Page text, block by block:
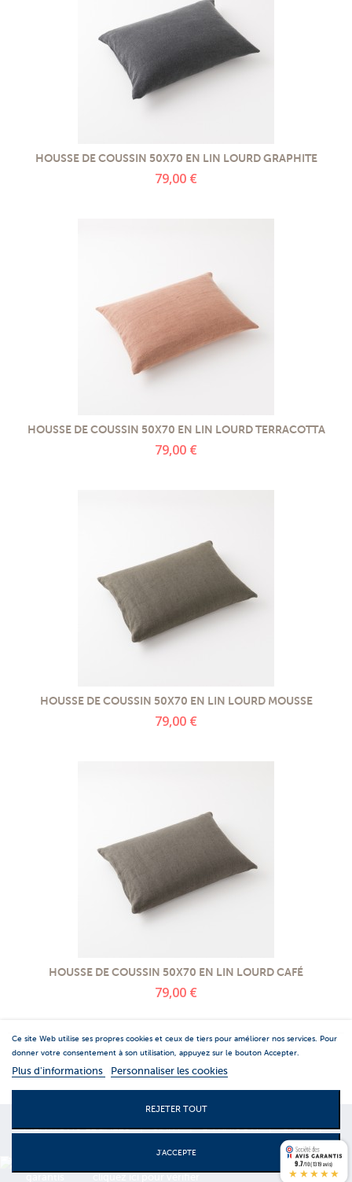
HOUSSE DE COUSSIN 50X70 EN LIN LOURD GRAPHITE
79,00 €
HOUSSE DE COUSSIN 50X70 EN LIN LOURD TERRACOTTA
79,00 €
HOUSSE DE COUSSIN 50X70 EN LIN LOURD MOUSSE
79,00 €
HOUSSE DE COUSSIN 50X70 EN LIN LOURD CAFÉ
79,00 €
MENTIONS LEGALES|S.A.V.|LIVRAISON|C.G.V|
Ce site Web utilise ses propres cookies et ceux de tiers pour améliorer nos services. Pour
donner votre consentement à son utilisation, appuyez sur le bouton Accepter.
Plus d'informations Personnaliser les cookies
REJETER TOUT
J'ACCEPTE
Marchand approuvé par la Société des Avis Garantis,
9.7/10 (1319 avis)
★★★★★